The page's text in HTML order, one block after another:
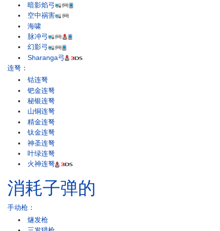
暗影焰弓
空中祸害
海啸
脉冲弓
幻影弓
Sharanga弓
连弩 ：
钴连弩
钯金连弩
秘银连弩
山铜连弩
精金连弩
钛金连弩
神圣连弩
叶绿连弩
火神连弩
消耗子弹的
手动枪 ：
燧发枪